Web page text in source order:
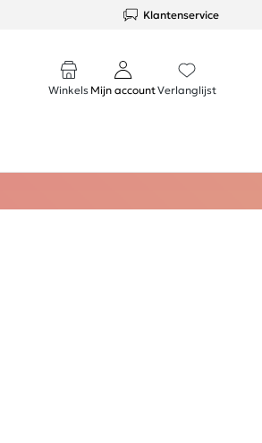
Klantenservice
Winkels Mijn accountVerlanglijst